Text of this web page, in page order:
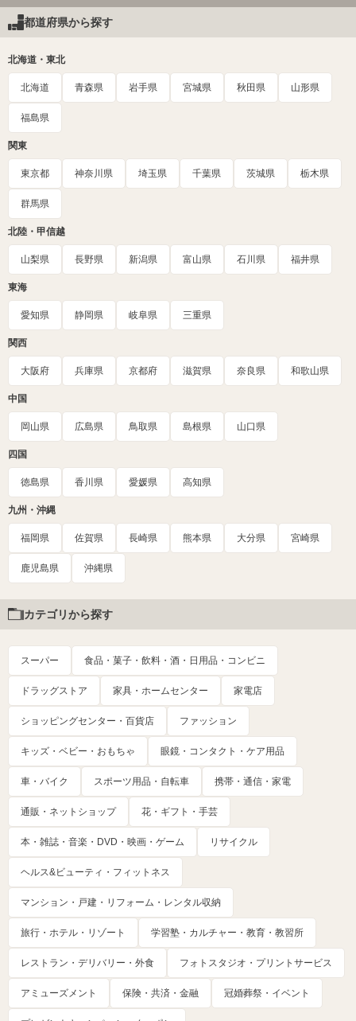
都道府県から探す
北海道・東北
北海道 青森県 岩手県 宮城県 秋田県 山形県
福島県
関東
東京都 神奈川県 埼玉県 千葉県 茨城県 栃木県
群馬県
北陸・甲信越
山梨県 長野県 新潟県 富山県 石川県 福井県
東海
愛知県 静岡県 岐阜県 三重県
関西
大阪府 兵庫県 京都府 滋賀県 奈良県 和歌山県
中国
岡山県 広島県 鳥取県 島根県 山口県
四国
徳島県 香川県 愛媛県 高知県
九州・沖縄
福岡県 佐賀県 長崎県 熊本県 大分県 宮崎県
鹿児島県 沖縄県
カテゴリから探す
スーパー 食品・菓子・飲料・酒・日用品・コンビニ
ドラッグストア 家具・ホームセンター 家電店
ショッピングセンター・百貨店 ファッション
キッズ・ベビー・おもちゃ 眼鏡・コンタクト・ケア用品
車・バイク スポーツ用品・自転車 携帯・通信・家電
通販・ネットショップ 花・ギフト・手芸
本・雑誌・音楽・DVD・映画・ゲーム リサイクル
ヘルス&ビューティ・フィットネス
マンション・戸建・リフォーム・レンタル収納
旅行・ホテル・リゾート 学習塾・カルチャー・教育・教習所
レストラン・デリバリー・外食 フォトスタジオ・プリントサービス
アミューズメント 保険・共済・金融 冠婚葬祭・イベント